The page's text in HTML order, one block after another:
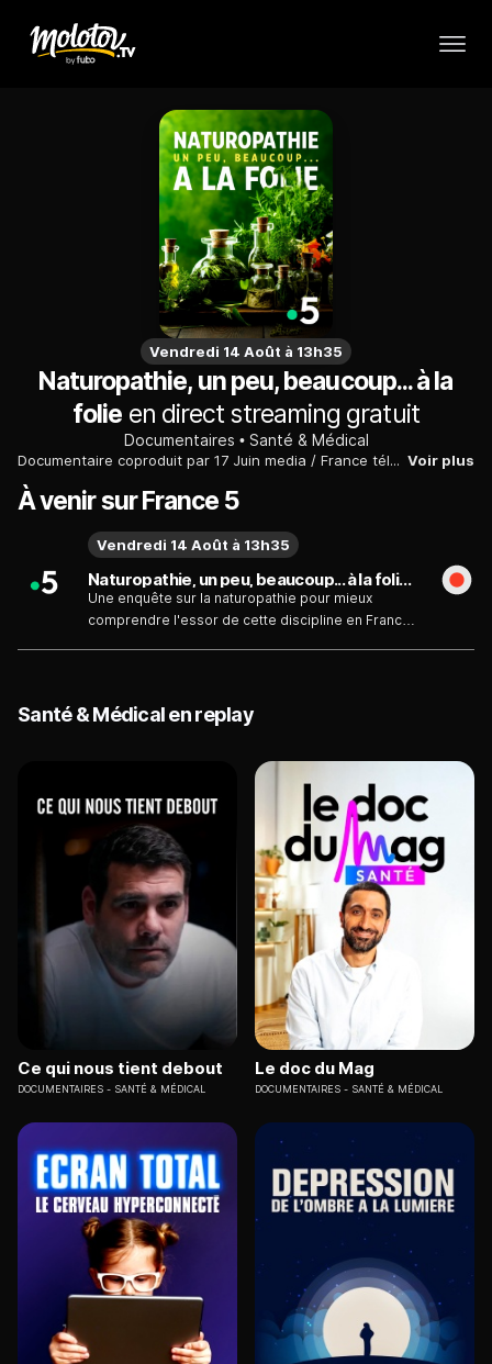
Vendredi 14 Août à 13h35
Naturopathie, un peu, beaucoup... à la
folie en direct streaming gratuit
Documentaires Santé & Médical
Documentaire coproduit par 17 Juin media / France télévisions. 2024. Un film de Clémence Gardeil. Se soigner de manière naturelle et sans médicaments, c'est la promesse de la naturopathie. Jeûne, huiles essentielles, plantes, massages... De plus en plus de Français sont séduits par ces techniques pour rester en bonne santé. Un peu partout en France, les cabinets de naturopathie poussent comme des champignons. La crise sanitaire, la défiance envers les médicaments et l'intérêt croissant du grand public pour les remèdes naturels ont favorisé l'essor de cette pratique dont les piliers sont l'alimentation, l'exercice physique et la gestion du stress et des émotions. La France compterait actuellement près de 6000 naturopathes. Voir plus
À venir sur France 5
Naturopathie, un peu, beaucoup... à la folie du vendredi 14 août
Une enquête sur la naturopathie pour mieux
comprendre l'essor de cette discipline en France,
Vendredi 14 Août à 13h35
Santé & Médical en replay
Ce qui nous tient debout
DOCUMENTAIRES SANTÉ & MÉDICAL
Le doc du Mag
DOCUMENTAIRES SANTÉ & MÉDICAL